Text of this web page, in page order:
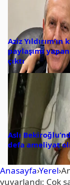
Aziz
paylaşımı
çıktı
Aslı
defa ameliyat
Anasayfa›Yerel›
yuvarlandı: Çok